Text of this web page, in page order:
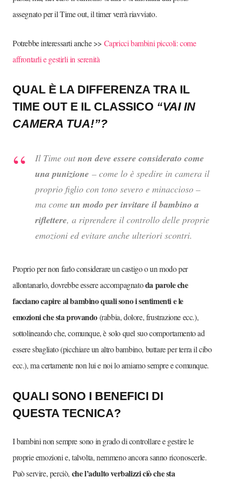
assegnato per il Time out, il timer verrà riavviato.
Potrebbe interessarti anche >> Capricci bambini piccoli: come
affrontarli e gestirli in serenità
QUAL È LA DIFFERENZA TRA IL
TIME OUT E IL CLASSICO “VAI IN
CAMERA TUA!”?
Il Time out non deve essere considerato come
una punizione – come lo è spedire in camera il
proprio figlio con tono severo e minaccioso –
ma come un modo per invitare il bambino a
riflettere, a riprendere il controllo delle proprie
emozioni ed evitare anche ulteriori scontri.
Proprio per non farlo considerare un castigo o un modo per
allontanarlo, dovrebbe essere accompagnatoda parole che
facciano capire al bambino quali sono i sentimenti e le
emozioni che sta provando(rabbia, dolore, frustrazione ecc.),
sottolineando che, comunque, è solo quel suo comportamento ad
essere sbagliato (picchiare un altro bambino, buttare per terra il cibo
ecc.), ma certamente non lui e noi lo amiamo sempre e comunque.
QUALI SONO I BENEFICI DI
QUESTA TECNICA?
I bambini non sempre sono in grado di controllare e gestire le
proprie emozioni e, talvolta, nemmeno ancora sanno riconoscerle.
Può servire, perciò, che l’adulto verbalizzi ciò che sta